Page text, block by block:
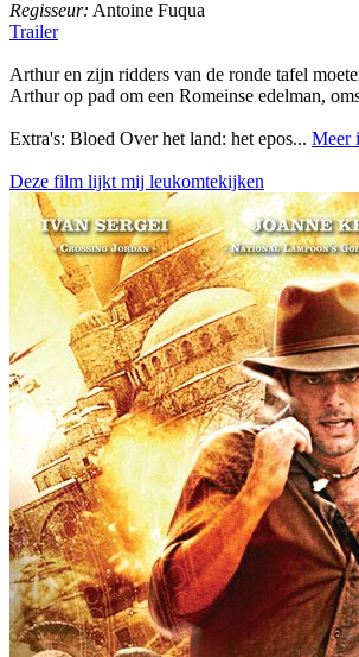
Regisseur: Antoine Fuqua
Trailer
Arthur en zijn ridders van de ronde tafel
Arthur op pad om een Romeinse edelman,
Extra's: Bloed Over het land: het epos... Meer
Deze film lijkt mij leukomtekijken